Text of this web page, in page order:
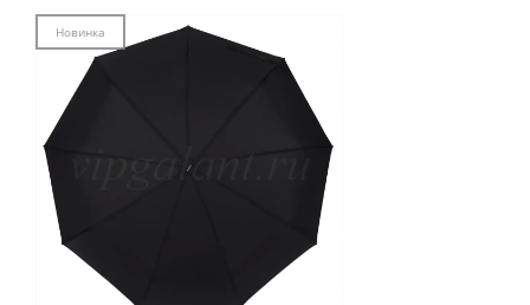
Новинка